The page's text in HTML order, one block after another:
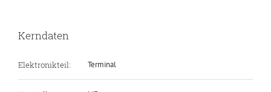
Kerndaten
Elektronikteil: Terminal